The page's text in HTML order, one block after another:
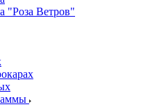
"Роза Ветров"